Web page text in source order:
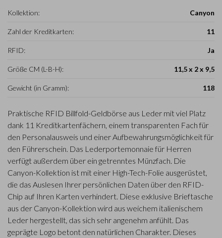
Kollektion: Canyon
Zahl der Kreditkarten: 11
RFID: Ja
Größe CM (L-B-H): 11,5 x 2 x 9,5
Gewicht (in Gramm): 118
Praktische RFID Billfold-Geldbörse aus Leder mit viel Platz
dank 11 Kreditkartenfächern, einem transparenten Fach für
den Personalausweis und einer Aufbewahrungsmöglichkeit für
den Führerschein. Das Lederportemonnaie für Herren
verfügt außerdem über ein getrenntes Münzfach. Die
Canyon-Kollektion ist mit einer High-Tech-Folie ausgerüstet,
die das Auslesen Ihrer persönlichen Daten über den RFID-
Chip auf Ihren Karten verhindert. Diese exklusive Brieftasche
aus der Canyon-Kollektion wird aus weichem italienischem
Leder hergestellt, das sich sehr angenehm anfühlt. Das
geprägte Logo betont den natürlichen Charakter. Dieses